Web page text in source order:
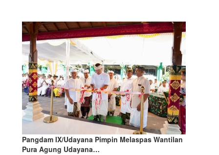
Pangdam IX/Udayana Pimpin Melaspas Wantilan
Pura Agung Udayana…